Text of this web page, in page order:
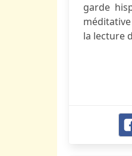
garde
la lecture